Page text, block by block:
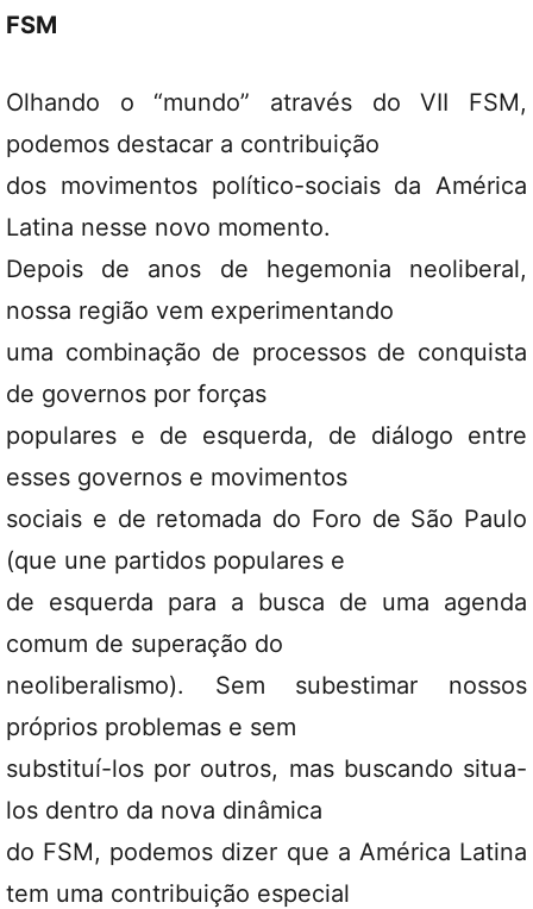
FSM
Olhando o “mundo” através do VII FSM,
podemos destacar a contribuição
dos movimentos político-sociais da América
Latina nesse novo momento.
Depois de anos de hegemonia neoliberal,
nossa região vem experimentando
uma combinação de processos de conquista
de governos por forças
populares e de esquerda, de diálogo entre
esses governos e movimentos
sociais e de retomada do Foro de São Paulo
(que une partidos populares e
de esquerda para a busca de uma agenda
comum de superação do
neoliberalismo). Sem subestimar nossos
próprios problemas e sem
substituí-los por outros, mas buscando situa-
los dentro da nova dinâmica
do FSM, podemos dizer que a América Latina
tem uma contribuição especial